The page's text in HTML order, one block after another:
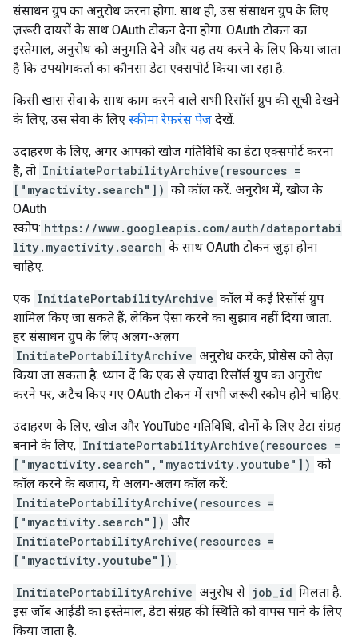
संसाधन ग्रुप का अनुरोध करना होगा. साथ ही, उस संसाधन ग्रुप के लिए
ज़रूरी दायरों के साथ OAuth टोकन देना होगा. OAuth टोकन का
इस्तेमाल, अनुरोध को अनुमति देने और यह तय करने के लिए किया जाता
है कि उपयोगकर्ता का कौनसा डेटा एक्सपोर्ट किया जा रहा है.
किसी खास सेवा के साथ काम करने वाले सभी रिसॉर्स ग्रुप की सूची देखने
के लिए, उस सेवा के लिए स्कीमा रेफ़रंस पेज देखें.
उदाहरण के लिए, अगर आपको खोज गतिविधि का डेटा एक्सपोर्ट करना
है, तो InitiatePortabilityArchive(resources =
["myactivity.search"]) को कॉल करें. अनुरोध में, खोज के
OAuth
स्कोप: https://www.googleapis.com/auth/dataportabi
lity.myactivity.search के साथ OAuth टोकन जुड़ा होना
चाहिए.
एक InitiatePortabilityArchive कॉल में कई रिसॉर्स ग्रुप
शामिल किए जा सकते हैं, लेकिन ऐसा करने का सुझाव नहीं दिया जाता.
हर संसाधन ग्रुप के लिए अलग-अलग
InitiatePortabilityArchive अनुरोध करके, प्रोसेस को तेज़
किया जा सकता है. ध्यान दें कि एक से ज़्यादा रिसॉर्स ग्रुप का अनुरोध
करने पर, अटैच किए गए OAuth टोकन में सभी ज़रूरी स्कोप होने चाहिए.
उदाहरण के लिए, खोज और YouTube गतिविधि, दोनों के लिए डेटा संग्रह
बनाने के लिए, InitiatePortabilityArchive(resources =
["myactivity.search","myactivity.youtube"]) को
कॉल करने के बजाय, ये अलग-अलग कॉल करें:
InitiatePortabilityArchive(resources =
["myactivity.search"]) और
InitiatePortabilityArchive(resources =
["myactivity.youtube"]) .
InitiatePortabilityArchive अनुरोध से job_id मिलता है.
इस जॉब आईडी का इस्तेमाल, डेटा संग्रह की स्थिति को वापस पाने के लिए
किया जाता है.